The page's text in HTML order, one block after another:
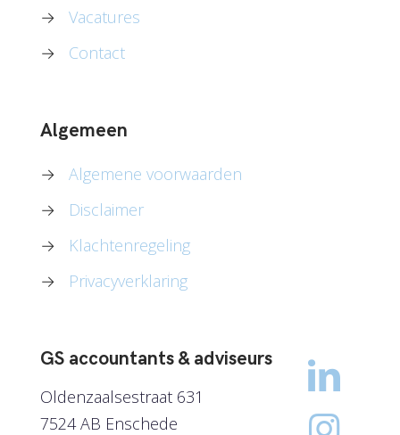
→
Vacatures
→
Contact
Algemeen
→
Algemene voorwaarden
→
Disclaimer
→
Klachtenregeling
→
Privacyverklaring
GS accountants & adviseurs
Oldenzaalsestraat 631
7524 AB Enschede